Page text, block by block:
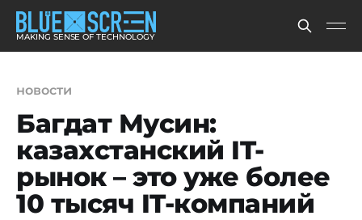
MAKING SENSE OF TECHNOLOGY
новости
Багдат Мусин:
казахстанский IT-
рынок – это уже более
10 тысяч IT-компаний